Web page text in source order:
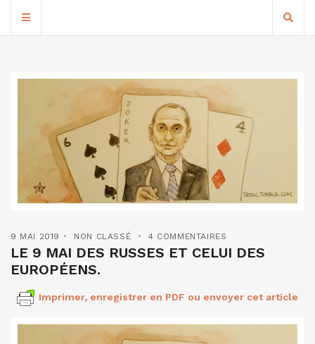
9 MAI 2019 NON CLASSÉ 4 COMMENTAIRES
LE 9 MAI DES RUSSES ET CELUI DES
EUROPÉENS.
Imprimer, enregistrer en PDF ou envoyer cet article